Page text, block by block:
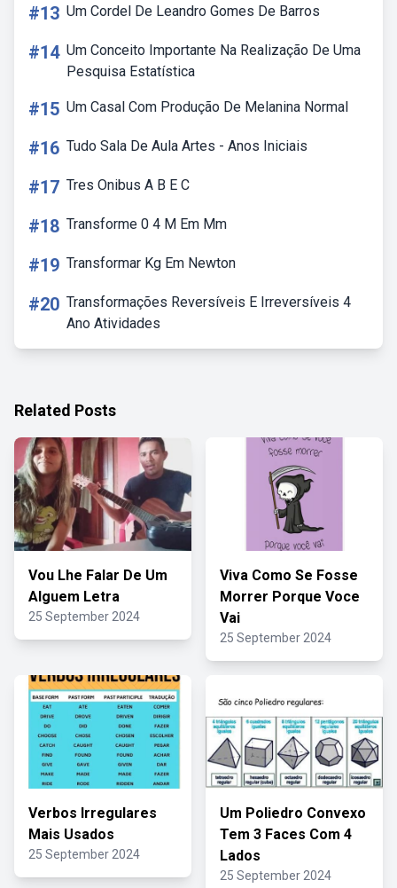
#13 Um Cordel De Leandro Gomes De Barros
#14 Um Conceito Importante Na Realização De Uma
Pesquisa Estatística
#15 Um Casal Com Produção De Melanina Normal
#16 Tudo Sala De Aula Artes - Anos Iniciais
#17 Tres Onibus A B E C
#18 Transforme 0 4 M Em Mm
#19 Transformar Kg Em Newton
#20 Transformações Reversíveis E Irreversíveis 4
Ano Atividades
Related Posts
Vou Lhe Falar De Um
Alguem Letra
25 September 2024
Viva Como Se Fosse
Morrer Porque Voce
Vai
25 September 2024
Verbos Irregulares
Mais Usados
25 September 2024
Um Poliedro Convexo
Tem 3 Faces Com 4
Lados
25 September 2024